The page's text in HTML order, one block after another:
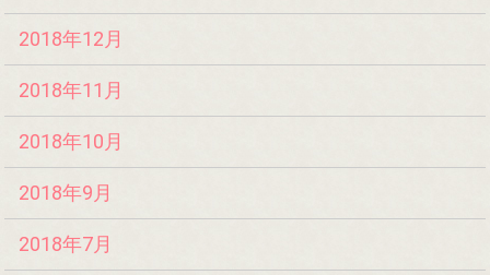
2018年12月
2018年11月
2018年10月
2018年9月
2018年7月